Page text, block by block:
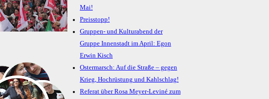
Mai!
Preisstopp!
Gruppen- und Kulturabend der
Gruppe Innenstadt im April: Egon
Erwin Kisch
Ostermarsch: Auf die Straße – gegen
Krieg, Hochrüstung und Kahlschlag!
Referat über Rosa Meyer-Leviné zum